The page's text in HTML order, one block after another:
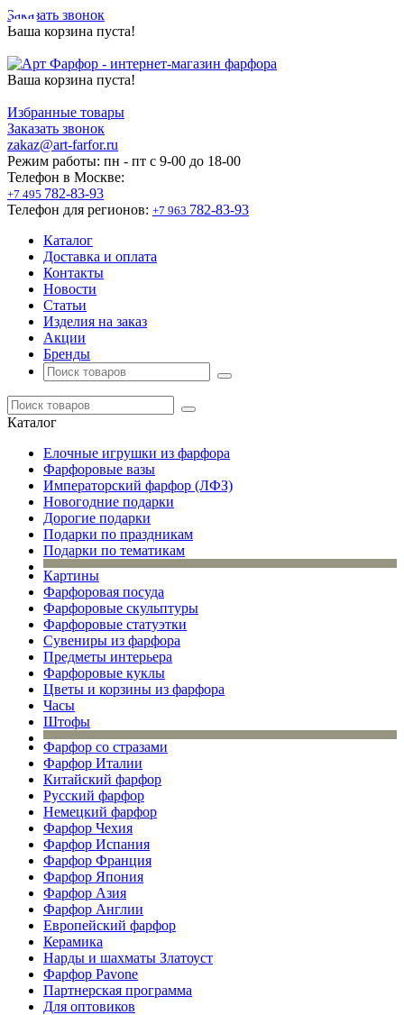
Заказать звонок
Ваша корзина пуста!
Ваша корзина пуста!
Избранные товары
Заказать звонок
zakaz@art-farfor.ru
Режим работы: пн - пт c 9-00 до 18-00
Телефон в Москве:
+7 495 782-83-93
Телефон для регионов: +7 963 782-83-93
Каталог
Доставка и оплата
Контакты
Новости
Статьи
Изделия на заказ
Акции
Бренды
Каталог
Елочные игрушки из фарфора
Фарфоровые вазы
Императорский фарфор (ЛФЗ)
Новогодние подарки
Дорогие подарки
Подарки по праздникам
Подарки по тематикам
Картины
Фарфоровая посуда
Фарфоровые скульптуры
Фарфоровые статуэтки
Сувениры из фарфора
Предметы интерьера
Фарфоровые куклы
Цветы и корзины из фарфора
Часы
Штофы
Фарфор со стразами
Фарфор Италии
Китайский фарфор
Русский фарфор
Немецкий фарфор
Фарфор Чехия
Фарфор Испания
Фарфор Франция
Фарфор Япония
Фарфор Азия
Фарфор Англии
Европейский фарфор
Керамика
Нарды и шахматы Златоуст
Фарфор Pavone
Партнерская программа
Для оптовиков